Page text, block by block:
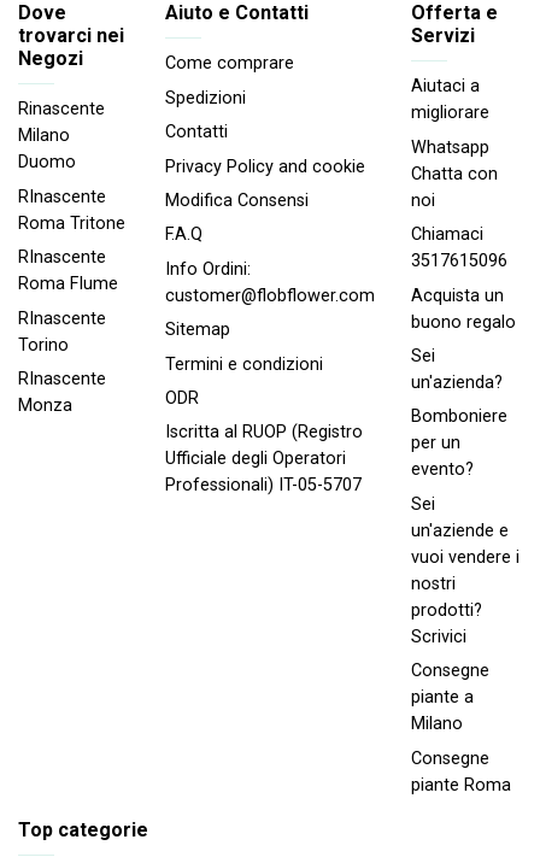
Dove
trovarci nei
Negozi
Rinascente
Milano
Duomo
RInascente
Roma Tritone
RInascente
Roma FIume
RInascente
Torino
RInascente
Monza
Aiuto e Contatti
Come comprare
Spedizioni
Contatti
Privacy Policy and cookie
Modifica Consensi
F.A.Q
Info Ordini:
customer@flobflower.com
Sitemap
Termini e condizioni
ODR
Iscritta al RUOP (Registro
Ufficiale degli Operatori
Professionali) IT-05-5707
Offerta e
Servizi
Aiutaci a
migliorare
Whatsapp
Chatta con
noi
Chiamaci
3517615096
Acquista un
buono regalo
Sei
un'azienda?
Bomboniere
per un
evento?
Sei
un'aziende e
vuoi vendere i
nostri
prodotti?
Scrivici
Consegne
piante a
Milano
Consegne
piante Roma
Top categorie